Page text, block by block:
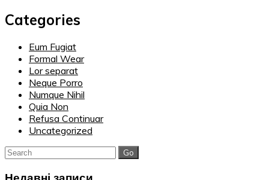
Categories
Eum Fugiat
Formal Wear
Lor separat
Neque Porro
Numque Nihil
Quia Non
Refusa Continuar
Uncategorized
Search
for: